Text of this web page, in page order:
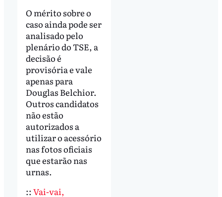
O mérito sobre o
caso ainda pode ser
analisado pelo
plenário do TSE, a
decisão é
provisória e vale
apenas para
Douglas Belchior.
Outros candidatos
não estão
autorizados a
utilizar o acessório
nas fotos oficiais
que estarão nas
urnas.
:: Vai-vai,